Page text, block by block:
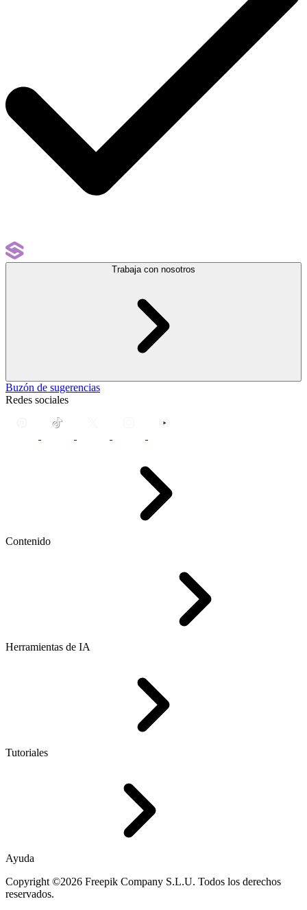
Trabaja con nosotros
Buzón de sugerencias
Redes sociales
Contenido
Herramientas de IA
Tutoriales
Ayuda
Copyright ©2026 Freepik Company S.L.U. Todos los derechos
reservados.